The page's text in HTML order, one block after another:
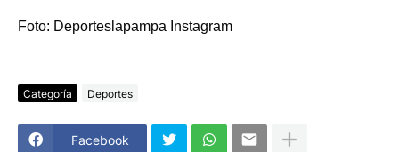
Foto: Deporteslapampa Instagram
Categoría Deportes
Facebook